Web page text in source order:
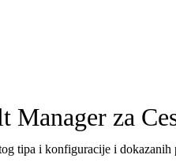
za
tipa i konfiguracije i